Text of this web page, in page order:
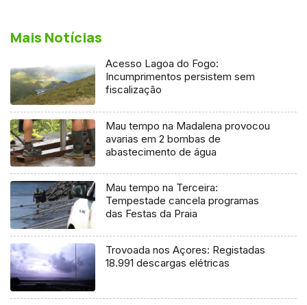
Mais Notícias
Acesso Lagoa do Fogo:
Incumprimentos persistem sem
fiscalização
Mau tempo na Madalena provocou
avarias em 2 bombas de
abastecimento de água
Mau tempo na Terceira:
Tempestade cancela programas
das Festas da Praia
Trovoada nos Açores: Registadas
18.991 descargas elétricas